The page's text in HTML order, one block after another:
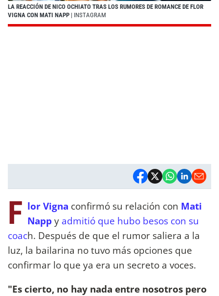
LA REACCIÓN DE NICO OCHIATO TRAS LOS RUMORES DE ROMANCE DE FLOR
VIGNA CON MATI NAPP | INSTAGRAM
F lor Vigna confirmó su relación con Mati
Nappy admitió que hubo besos con su
coach. Después de que el rumor saliera a la
luz, la bailarina no tuvo más opciones que
confirmar lo que ya era un secreto a voces.
"Es cierto, no hay nada entre nosotros pero